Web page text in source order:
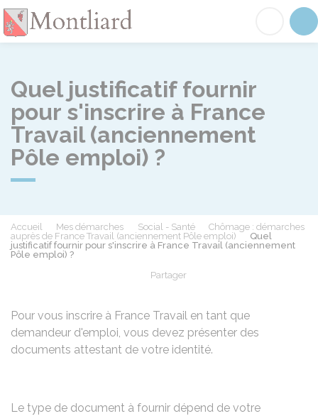
Quel justificatif fournir
pour s'inscrire à France
Travail (anciennement
Pôle emploi) ?
Accueil Mes démarches Social - Santé
Chômage : démarches
auprès de France Travail (anciennement Pôle emploi)
Quel
justificatif fournir pour s'inscrire à France Travail (anciennement
Pôle emploi) ?
Partager
Pour vous inscrire à France Travail en tant que
demandeur d'emploi, vous devez présenter des
documents attestant de votre identité.
Le type de document à fournir dépend de votre